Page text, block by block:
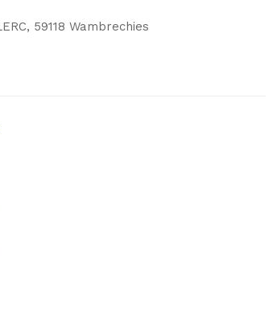
59118 Wambrechies